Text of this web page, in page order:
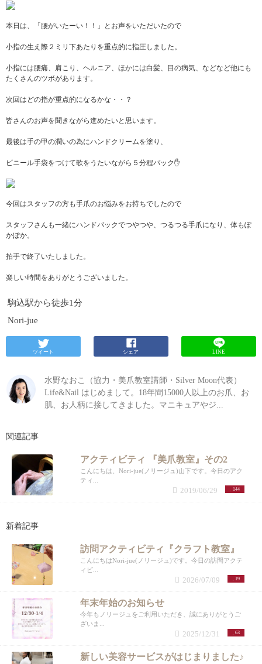
本日は、「腰がいたーい！！」とお声をいただいたので
小指の生え際２ミリ下あたりを重点的に指圧しました。
小指には腰痛、肩こり、ヘルニア、ほかには白髪、目の病気、などなど他にも
たくさんのツボがあります。
次回はどの指が重点的になるかな・・？
皆さんのお声を聞きながら進めたいと思います。
最後は手の甲の潤いの為にハンドクリームを塗り、
ビニール手袋をつけて歌をうたいながら５分程パック✋
今回はスタッフの方も手爪のお悩みをお持ちでしたので
スタッフさんも一緒にハンドパックでつやつや、つるつる手爪になり、体もぽ
かぽか。
拍手で終了いたしました。
楽しい時間をありがとうございました。
駒込駅から徒歩1分
Nori-jue
ツイート シェア LINE
水野なおこ（協力・美爪教室講師・Silver Moon代表）
Life&Nail はじめまして。18年間15000人以上のお爪、お
肌、お人柄に接してきました。マニキュアやジ...
関連記事
アクティビティ 『美爪教室』その2
こんにちは、Nori-jue(ノリージュ)山下です。今日のアク
ティ...
144
2019/06/29
新着記事
訪問アクティビティ『クラフト教室』
こんにちはNori-jue(ノリージュ)です。今日の訪問アクテ
ィビ...
19
2026/07/09
年末年始のお知らせ
今年もノリージュをご利用いただき、誠にありがとうご
ざいま...
63
2025/12/31
新しい美容サービスがはじまりました♪